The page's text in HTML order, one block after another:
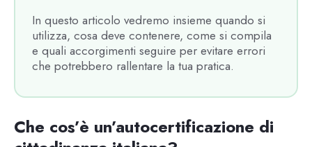
In questo articolo vedremo insieme quando si
utilizza, cosa deve contenere, come si compila
e quali accorgimenti seguire per evitare errori
che potrebbero rallentare la tua pratica.
Che cos’è un’autocertificazione di